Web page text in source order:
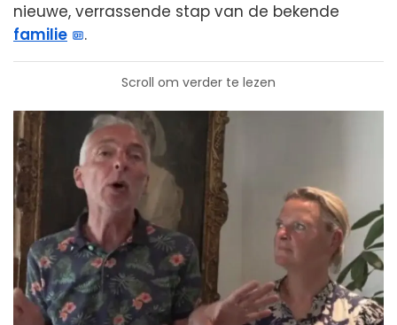
nieuwe, verrassende stap van de bekende
familie
.
Scroll om verder te lezen